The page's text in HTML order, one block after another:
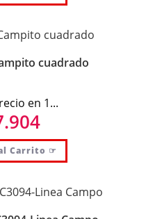
cuadrado
en 1...
Carrito ☞